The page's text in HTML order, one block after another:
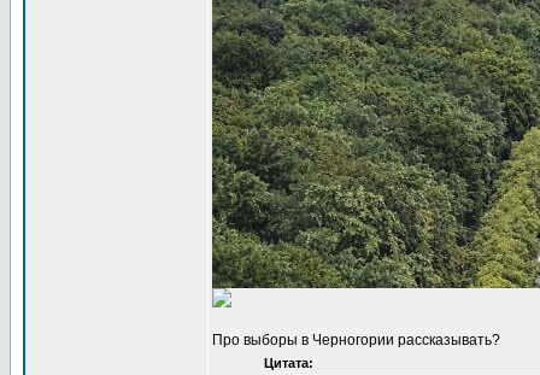
Про выборы в Черногории рассказывать?
Цитата: